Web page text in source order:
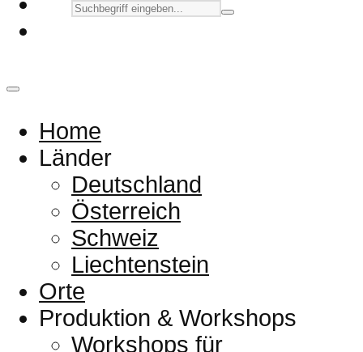
Home
Länder
Deutschland
Österreich
Schweiz
Liechtenstein
Orte
Produktion & Workshops
Workshops für